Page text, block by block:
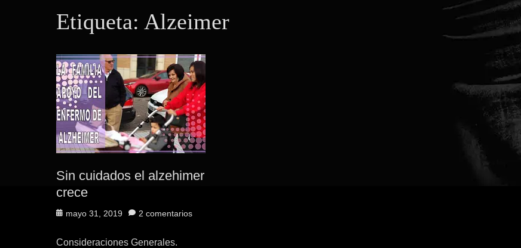
Etiqueta: Alzeimer
Sin cuidados el alzehimer
crece
Publicado
mayo 31, 2019 2 comentarios
Consideraciones Generales.